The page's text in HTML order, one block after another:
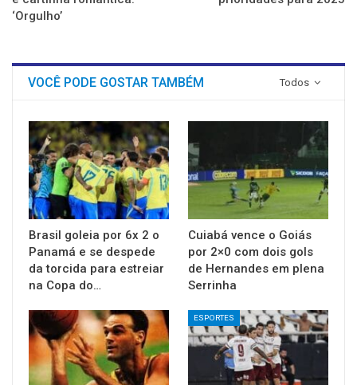
‘Orgulho’
Todos
VOCÊ PODE GOSTAR TAMBÉM
Brasil goleia por 6x 2 o
Panamá e se despede
da torcida para estreiar
na Copa do…
Cuiabá vence o Goiás
por 2×0 com dois gols
de Hernandes em plena
Serrinha
ESPORTES